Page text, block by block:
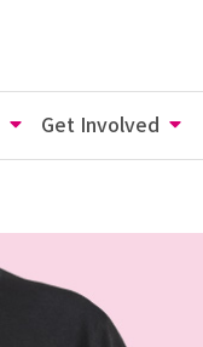
Get Involved